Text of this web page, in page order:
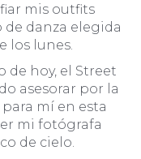
mis outfits
danza elegida
los lunes.
de hoy, el Street
asesorar por la
mí en esta
mi fotógrafa
de cielo.